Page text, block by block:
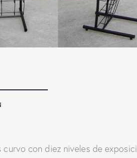
con diez niveles de